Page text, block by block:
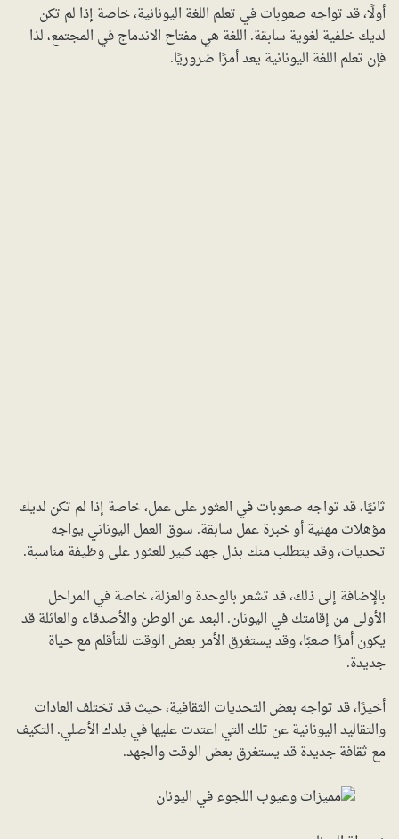
أولًا، قد تواجه صعوبات في تعلم اللغة اليونانية، خاصة إذا لم تكن
لديك خلفية لغوية سابقة. اللغة هي مفتاح الاندماج في المجتمع، لذا
فإن تعلم اللغة اليونانية يعد أمرًا ضروريًا.
ثانيًا، قد تواجه صعوبات في العثور على عمل، خاصة إذا لم تكن لديك
مؤهلات مهنية أو خبرة عمل سابقة. سوق العمل اليوناني يواجه
تحديات، وقد يتطلب منك بذل جهد كبير للعثور على وظيفة مناسبة.
بالإضافة إلى ذلك، قد تشعر بالوحدة والعزلة، خاصة في المراحل
الأولى من إقامتك في اليونان. البعد عن الوطن والأصدقاء والعائلة قد
يكون أمرًا صعبًا، وقد يستغرق الأمر بعض الوقت للتأقلم مع حياة
جديدة.
أخيرًا، قد تواجه بعض التحديات الثقافية، حيث قد تختلف العادات
والتقاليد اليونانية عن تلك التي اعتدت عليها في بلدك الأصلي. التكيف
مع ثقافة جديدة قد يستغرق بعض الوقت والجهد.